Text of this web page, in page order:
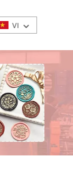
VI